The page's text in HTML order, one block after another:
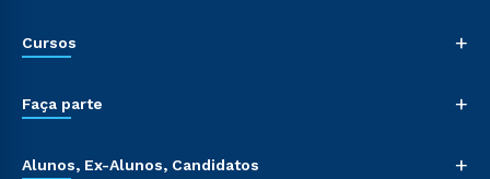
Cursos +
Faça parte +
Alunos, Ex-Alunos, Candidatos +